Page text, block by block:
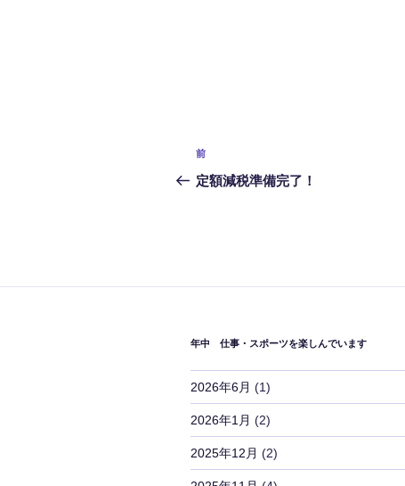
投
稿
シ
ョ
ン
過
去
前
定額減税準備完了！
年中 仕事・スポーツを楽しんでいます
2026年6月 (1)
2026年1月 (2)
2025年12月 (2)